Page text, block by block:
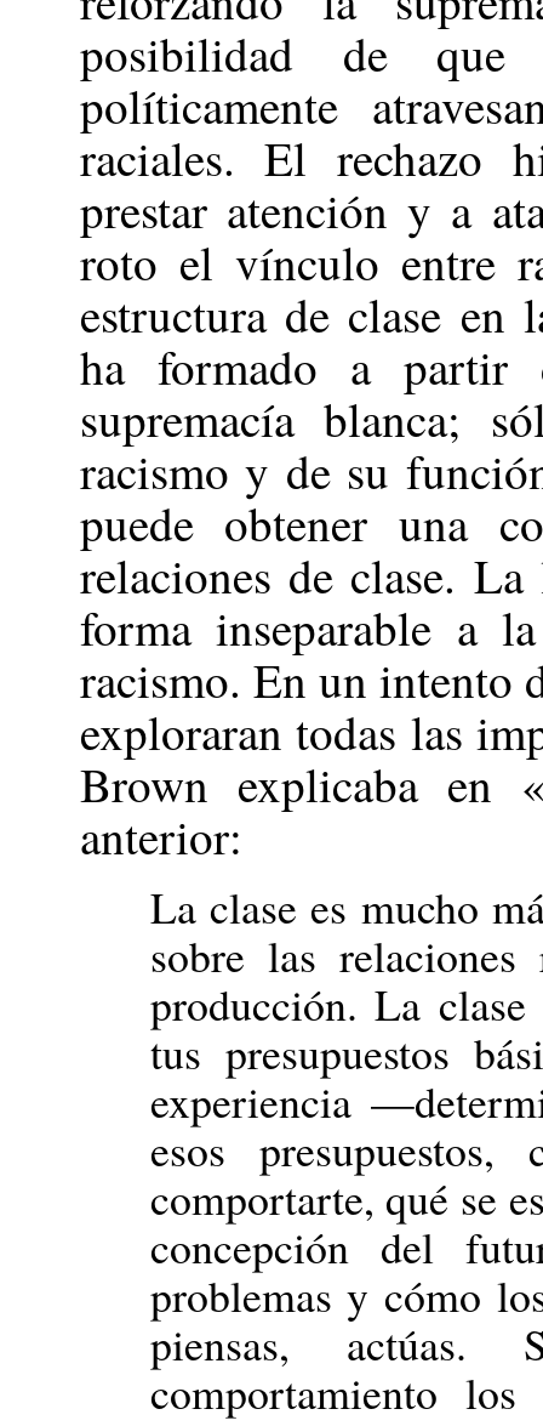
posibilidad de
políticamente
raciales. El rechazo
prestar atención y a
roto el vínculo entre
estructura de clase en
ha formado a
supremacía blanca;
racismo y de su
puede obtener una
relaciones de clase.
forma inseparable a
racismo. En un intento
exploraran todas las
Brown explicaba en
anterior:
La clase es mucho
sobre las
producción. La
tus presupuestos
experiencia
esos
comportarte, qué se
concepción del
problemas y cómo
piensas, actúas.
comportamiento